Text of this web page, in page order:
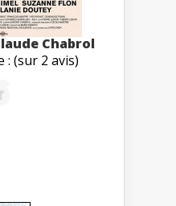
Chabrol
: (sur 2 avis)